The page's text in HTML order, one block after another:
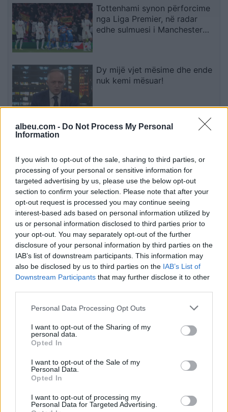
albeu.com - Do Not Process My Personal
Information
If you wish to opt-out of the sale, sharing to third parties, or
processing of your personal or sensitive information for
targeted advertising by us, please use the below opt-out
section to confirm your selection. Please note that after your
opt-out request is processed you may continue seeing
interest-based ads based on personal information utilized by
us or personal information disclosed to third parties prior to
your opt-out. You may separately opt-out of the further
disclosure of your personal information by third parties on the
IAB’s list of downstream participants. This information may
also be disclosed by us to third parties on the IAB’s List of
Downstream Participants that may further disclose it to other
Personal Data Processing Opt Outs
I want to opt-out of the Sharing of my
personal data.
Opted In
I want to opt-out of the Sale of my
Personal Data.
Opted In
I want to opt-out of processing my
Personal Data for Targeted Advertising.
Tottenhami synon përforcime
nga Liga Premier, në radar
edhe sulmuesi i Manchester
Dy mijë vjet mësime dhe ende
nuk kemi mësuar!
Afati për konstituimin
ndërsa opozita po bllokon
institucionet
Esim for Global
for Turkey|Esim for Germany|Esim for Greece |